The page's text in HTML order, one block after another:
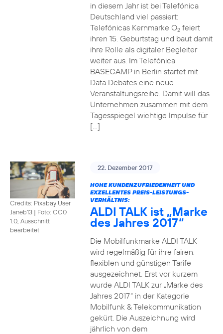
in diesem Jahr ist bei Telefónica
Deutschland viel passiert:
Telefónicas Kernmarke O2feiert
ihren 15. Geburtstag und baut damit
ihre Rolle als digitaler Begleiter
weiter aus. Im Telefónica
BASECAMP in Berlin startet mit
Data Debates eine neue
Veranstaltungsreihe. Damit will das
Unternehmen zusammen mit dem
Tagesspiegel wichtige Impulse für
[…]
Credits: Pixabay User
Janeb13 | Foto: CC0
1.0, Ausschnitt
bearbeitet
22. Dezember 2017
HOHE KUNDENZUFRIEDENHEIT UND
EXZELLENTES PREIS-LEISTUNGS-
VERHÄLTNIS:
ALDI TALK ist „Marke
des Jahres 2017“
Die Mobilfunkmarke ALDI TALK
wird regelmäßig für ihre fairen,
flexiblen und günstigen Tarife
ausgezeichnet. Erst vor kurzem
wurde ALDI TALK zur „Marke des
Jahres 2017“ in der Kategorie
Mobilfunk & Telekommunikation
gekürt. Die Auszeichnung wird
jährlich von dem